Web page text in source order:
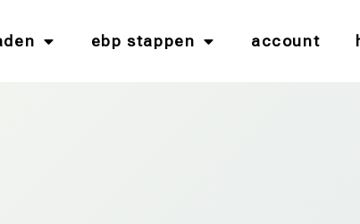
ebp stappen account